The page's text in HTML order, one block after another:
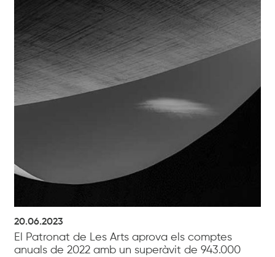
20.06.2023
El Patronat de Les Arts aprova els comptes
anuals de 2022 amb un superàvit de 943.000